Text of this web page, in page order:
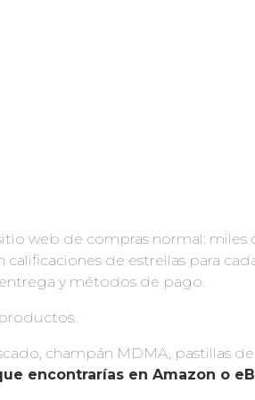
web de compras normal:
calificaciones de estrellas para
y métodos de pago.
champán MDMA, pastillas de
encontrarías en Amazon o